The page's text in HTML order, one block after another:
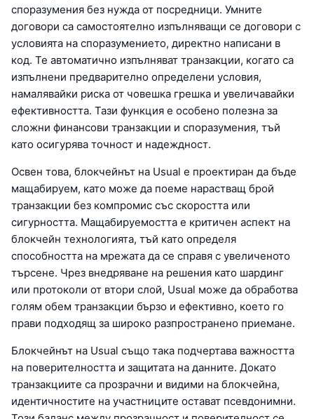
споразумения без нужда от посредници. Умните
договори са самостоятелно изпълняващи се договори с
условията на споразумението, директно написани в
код. Те автоматично изпълняват транзакции, когато са
изпълнени предварително определени условия,
намалявайки риска от човешка грешка и увеличавайки
ефективността. Тази функция е особено полезна за
сложни финансови транзакции и споразумения, тъй
като осигурява точност и надеждност.
Освен това, блокчейнът на Usual е проектиран да бъде
мащабируем, като може да поеме нарастващ брой
транзакции без компромис със скоростта или
сигурността. Мащабируемостта е критичен аспект на
блокчейн технологията, тъй като определя
способността на мрежата да се справя с увеличеното
търсене. Чрез внедряване на решения като шардинг
или протоколи от втори слой, Usual може да обработва
голям обем транзакции бързо и ефективно, което го
прави подходящ за широко разпространено приемане.
Блокчейнът на Usual също така подчертава важността
на поверителността и защитата на данните. Докато
транзакциите са прозрачни и видими на блокчейна,
идентичностите на участниците остават псевдонимни.